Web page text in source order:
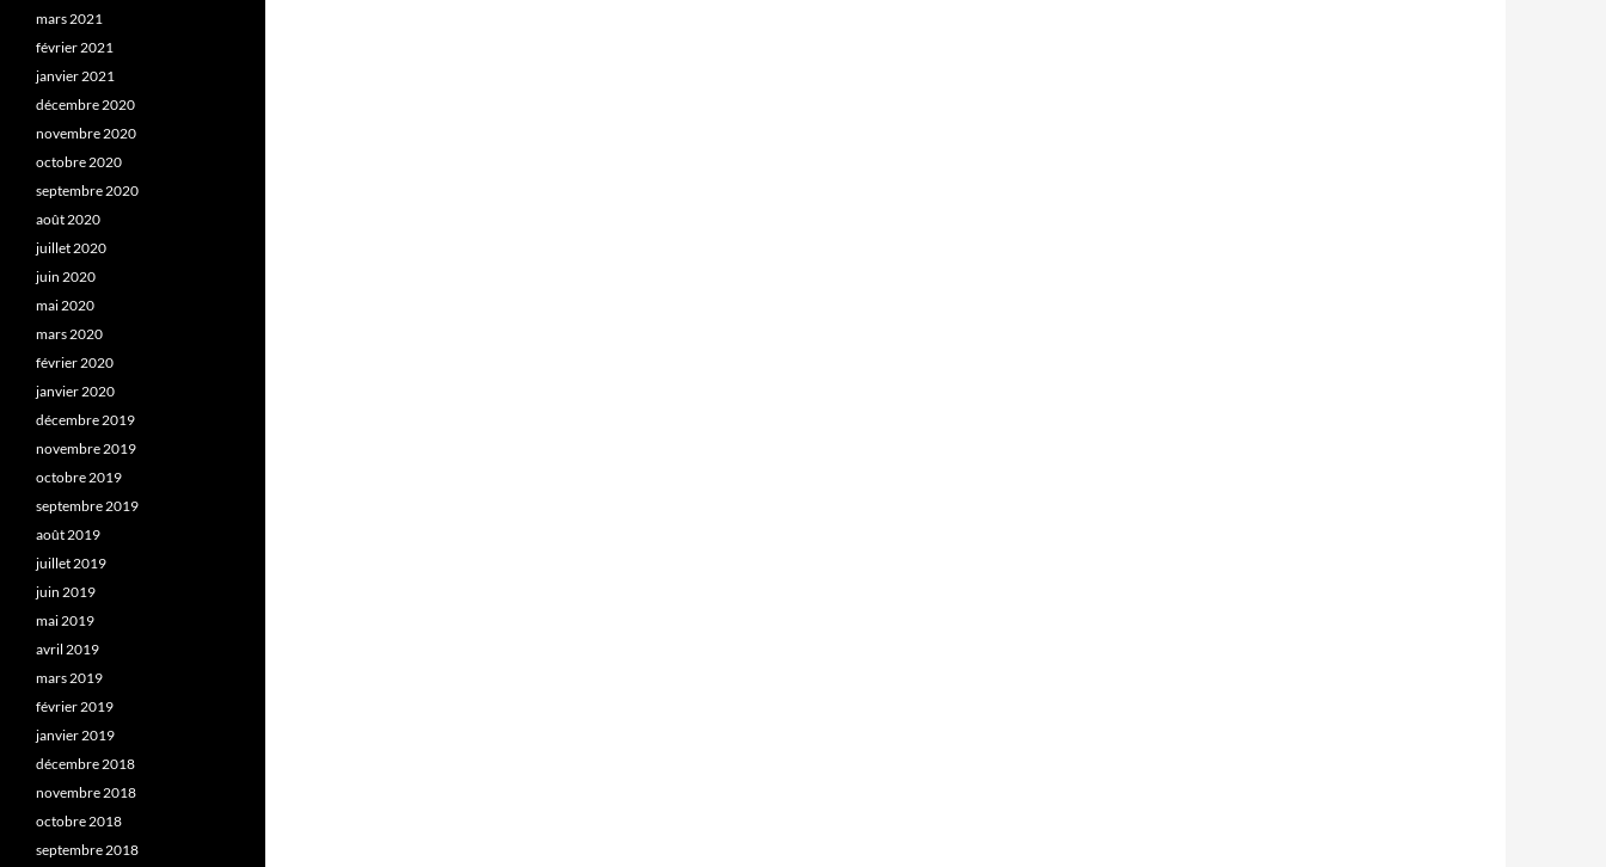
mars 2021
février 2021
janvier 2021
décembre 2020
novembre 2020
octobre 2020
septembre 2020
août 2020
juillet 2020
juin 2020
mai 2020
mars 2020
février 2020
janvier 2020
décembre 2019
novembre 2019
octobre 2019
septembre 2019
août 2019
juillet 2019
juin 2019
mai 2019
avril 2019
mars 2019
février 2019
janvier 2019
décembre 2018
novembre 2018
octobre 2018
septembre 2018